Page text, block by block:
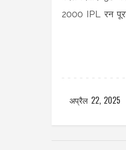
2000 IPL रन पूरा
अप्रैल 22, 2025